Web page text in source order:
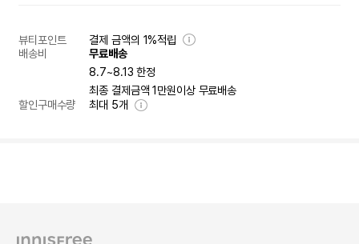
뷰티포인트
결제 금액의 1%적립
배송비
무료배송
8.7~8.13 한정
최종 결제금액 1만원이상 무료배송
할인구매수량
최대 5개